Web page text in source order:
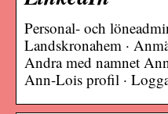
Personal- och
Landskronahem ·
Andra med namnet
Ann-Lois profil ·